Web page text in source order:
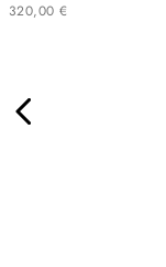
320,00 €